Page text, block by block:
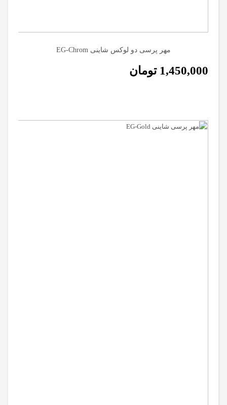
مهر پرسی دو لوکس شاینی EG-Chrom
1,450,000 تومان